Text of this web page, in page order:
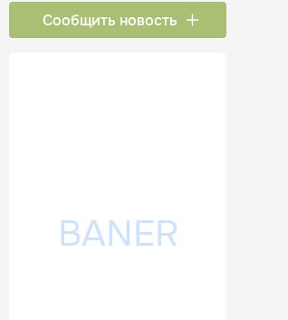
Сообщить новость